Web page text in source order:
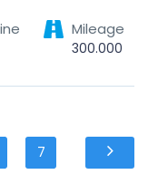
Mileage
300.000
7